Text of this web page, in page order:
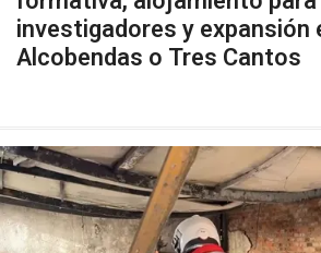
investigadores y expansión
Alcobendas o Tres Cantos